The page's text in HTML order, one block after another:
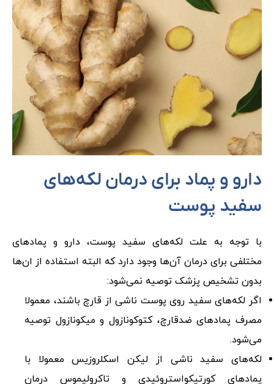
دارو و پماد برای درمان لکه‌های
سفید پوست
با توجه به علت لکه‌های سفید پوست، دارو و پمادهای
مختلفی برای درمان آن‌ها وجود دارد که البته استفاده از ان‌ها
بدون تشخیص پزشک توصیه نمی‌شود:
اگر لکه‌های سفید روی پوست ناشی از قارچ باشند، معمولا
مصرف پمادهای ضدقارچ، کتوکونازول و میکونازول توصیه
می‌شود.
لکه‌های سفید ناشی از لیکن اسکلروزیس معمولا با
پمادهای کورتیکواستروئیدی و تاکرولیموس درمان